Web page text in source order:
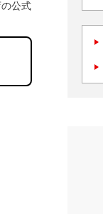
公式